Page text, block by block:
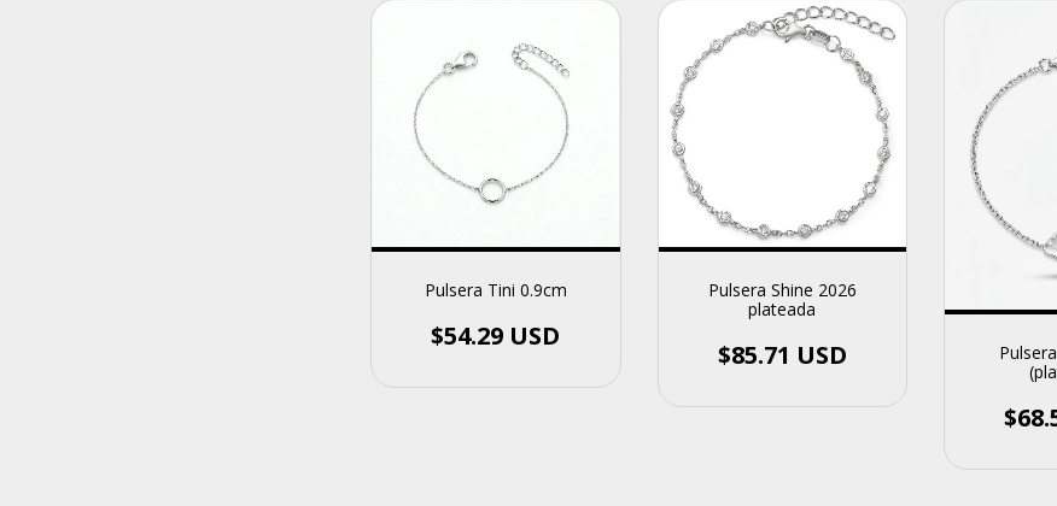
Pulsera Tini 0.9cm
$54.29 USD
Pulsera Shine 2026
plateada
$85.71 USD